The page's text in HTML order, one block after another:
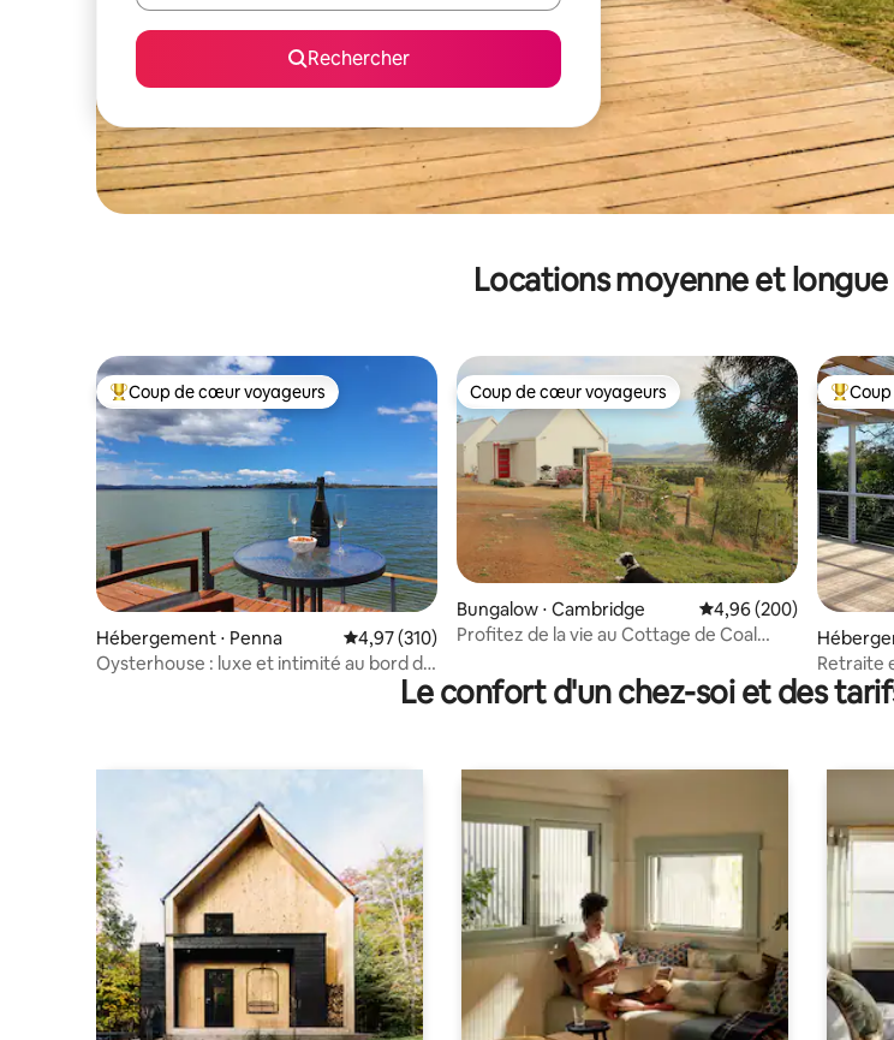
Rechercher
Locations moyenne et
Coups de cœur voyageurs les plus appréciés
Coup de cœur voyageurs
Hébergement ⋅ Penna Évaluation moyenne sur la base de 310 commentaires : 4,97 sur 5
4,97 (310)
Oysterhouse : luxe et intimité au bord de
Coup de cœur voyageurs
Coup de cœur voyageurs
Bungalow ⋅ Cambridge Évaluation moyenne
4,96 (200)
Profitez de la vie au Cottage de Coal
Coups
Retraite
de
Le confort d'un chez-soi et des